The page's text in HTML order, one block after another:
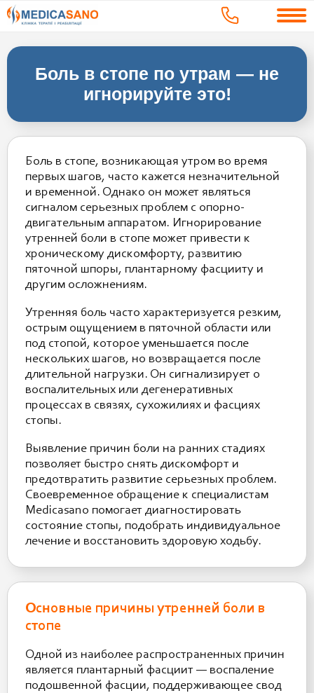
Боль в стопе по утрам — не
игнорируйте это!
Боль в стопе, возникающая утром во время
первых шагов, часто кажется незначительной
и временной. Однако он может являться
сигналом серьезных проблем с опорно-
двигательным аппаратом. Игнорирование
утренней боли в стопе может привести к
хроническому дискомфорту, развитию
пяточной шпоры, плантарному фасцииту и
другим осложнениям.
Утренняя боль часто характеризуется резким,
острым ощущением в пяточной области или
под стопой, которое уменьшается после
нескольких шагов, но возвращается после
длительной нагрузки. Он сигнализирует о
воспалительных или дегенеративных
процессах в связях, сухожилиях и фасциях
стопы.
Выявление причин боли на ранних стадиях
позволяет быстро снять дискомфорт и
предотвратить развитие серьезных проблем.
Своевременное обращение к специалистам
Medicasano помогает диагностировать
состояние стопы, подобрать индивидуальное
лечение и восстановить здоровую ходьбу.
Основные причины утренней боли в
стопе
Одной из наиболее распространенных причин
является плантарный фасциит — воспаление
подошвенной фасции, поддерживающее свод